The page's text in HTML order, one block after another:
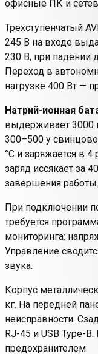
офисные ПК и
Трехступенчатый
245 В на входе
230 В, при падении
Переход в
нагрузке 400 Вт —
Натрий-ионная
выдерживает 3000
300–500 у
°C и заряжается в
заряд иссякает за
завершения работы.
При подключении
требуется
мониторинга:
Управление
звука.
Корпус
кг. На передней
неисправности.
RJ-45 и USB Type-
предохранителем.